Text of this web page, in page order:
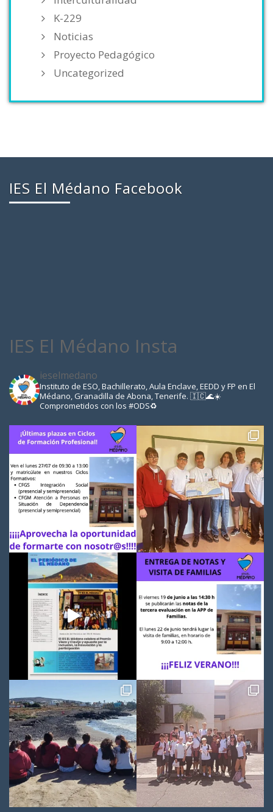
K-229
Noticias
Proyecto Pedagógico
Uncategorized
IES El Médano Facebook
IES El Médano Insta
ieselmedano
Instituto de ESO, Bachillerato, Aula Enclave, EEDD y FP en El
Médano, Granadilla de Abona, Tenerife. 🇮🇨🌊☀️
Comprometidos con los #ODS♻️